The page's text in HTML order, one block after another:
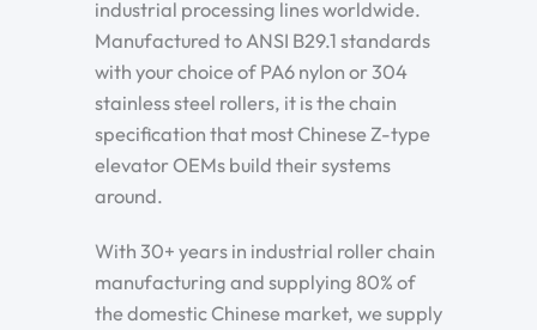
industrial processing lines worldwide.
Manufactured to ANSI B29.1 standards
with your choice of PA6 nylon or 304
stainless steel rollers, it is the chain
specification that most Chinese Z-type
elevator OEMs build their systems
around.
With 30+ years in industrial roller chain
manufacturing and supplying 80% of
the domestic Chinese market, we supply